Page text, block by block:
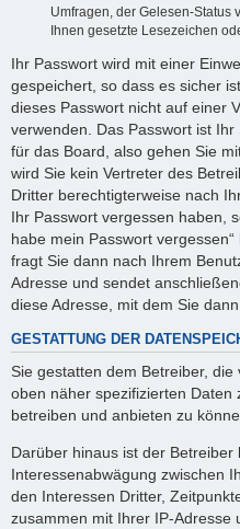
Umfragen, der Gelesen-Status
Ihnen gesetzte Lesezeichen
Ihr Passwort wird mit einer
gespeichert, so dass es sicher
dieses Passwort nicht auf einer
verwenden. Das Passwort ist
für das Board, also gehen Sie
wird Sie kein Vertreter des
Dritter berechtigterweise nach
Ihr Passwort vergessen haben,
habe mein Passwort
fragt Sie dann nach Ihrem
Adresse und sendet
diese Adresse, mit dem Sie
GESTATTUNG DER
Sie gestatten dem Betreiber,
oben näher spezifizierten Daten
betreiben und anbieten zu
Darüber hinaus ist der
Interessenabwägung zwischen
den Interessen Dritter,
zusammen mit Ihrer IP-Adresse